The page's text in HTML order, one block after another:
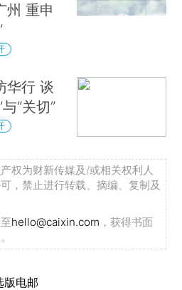
州 重申
华行 谈
“关切”
权为财新传媒及/或相关权利人
，禁止进行转载、摘编、复制及
hello@caixin.com ，获得书面
版电邮